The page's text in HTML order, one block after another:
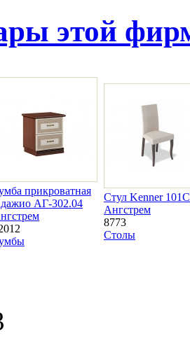
этой
прикроватная
АГ-302.04
Стул Kenner 101С
Ангстрем
8773
Столы